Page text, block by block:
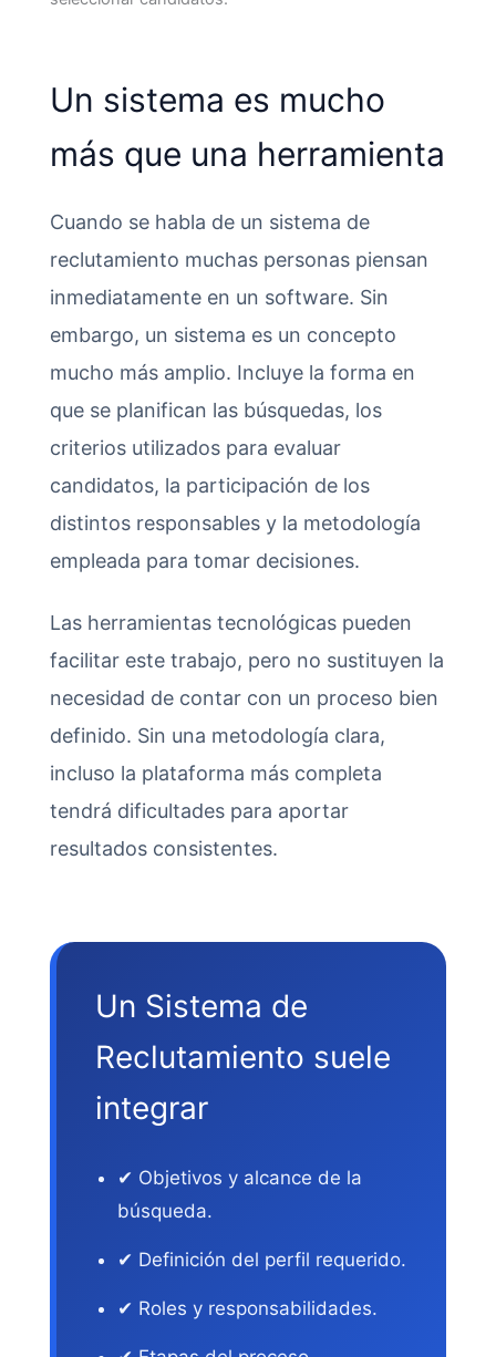
Un sistema es mucho
más que una herramienta
Cuando se habla de un sistema de
reclutamiento muchas personas piensan
inmediatamente en un software. Sin
embargo, un sistema es un concepto
mucho más amplio. Incluye la forma en
que se planifican las búsquedas, los
criterios utilizados para evaluar
candidatos, la participación de los
distintos responsables y la metodología
empleada para tomar decisiones.
Las herramientas tecnológicas pueden
facilitar este trabajo, pero no sustituyen la
necesidad de contar con un proceso bien
definido. Sin una metodología clara,
incluso la plataforma más completa
tendrá dificultades para aportar
resultados consistentes.
Un Sistema de
Reclutamiento suele
integrar
✔ Objetivos y alcance de la
búsqueda.
✔ Definición del perfil requerido.
✔ Roles y responsabilidades.